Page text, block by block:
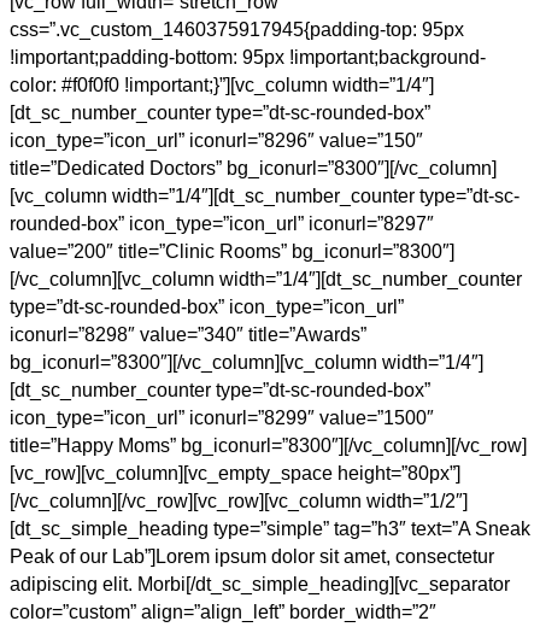
css=”.vc_custom_1460375917945{padding-top: 95px
!important;padding-bottom: 95px !important;background-
color: #f0f0f0 !important;}”][vc_column width=”1/4″]
[dt_sc_number_counter type=”dt-sc-rounded-box”
icon_type=”icon_url” iconurl=”8296″ value=”150″
title=”Dedicated Doctors” bg_iconurl=”8300″][/vc_column]
[vc_column width=”1/4″][dt_sc_number_counter type=”dt-sc-
rounded-box” icon_type=”icon_url” iconurl=”8297″
value=”200″ title=”Clinic Rooms” bg_iconurl=”8300″]
[/vc_column][vc_column width=”1/4″][dt_sc_number_counter
type=”dt-sc-rounded-box” icon_type=”icon_url”
iconurl=”8298″ value=”340″ title=”Awards”
bg_iconurl=”8300″][/vc_column][vc_column width=”1/4″]
[dt_sc_number_counter type=”dt-sc-rounded-box”
icon_type=”icon_url” iconurl=”8299″ value=”1500″
title=”Happy Moms” bg_iconurl=”8300″][/vc_column][/vc_row]
[vc_row][vc_column][vc_empty_space height=”80px”]
[/vc_column][/vc_row][vc_row][vc_column width=”1/2″]
[dt_sc_simple_heading type=”simple” tag=”h3″ text=”A Sneak
Peak of our Lab”]Lorem ipsum dolor sit amet, consectetur
adipiscing elit. Morbi[/dt_sc_simple_heading][vc_separator
color=”custom” align=”align_left” border_width=”2″